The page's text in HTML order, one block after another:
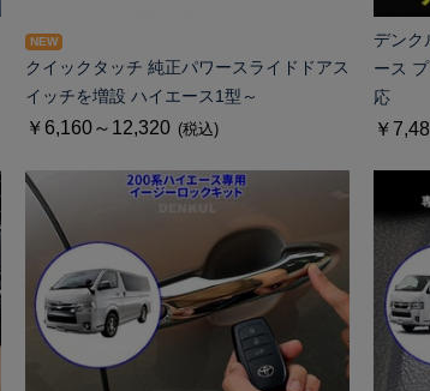
NEW
クイックタッチ 純正パワースライドドアス
イッチを増設 ハイエース1型～
￥6,160～12,320 (税込)
デンク
ース
応
￥